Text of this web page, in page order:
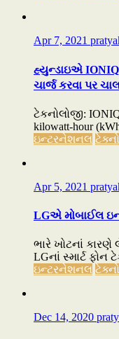
Apr 7, 2021
હ્યુન્ડાઇએ
ચાર્જ કરવા પર
ટેકનોલોજી:
kilowatt-hour
ઇન્ટરનેશનલ
Apr 5, 2021
LGએ મોબાઈલ
ભારે ખોટનાં કારણે
LGનાં સ્માર્ટ ફોન
ઇન્ટરનેશનલ
Dec 14, 2020